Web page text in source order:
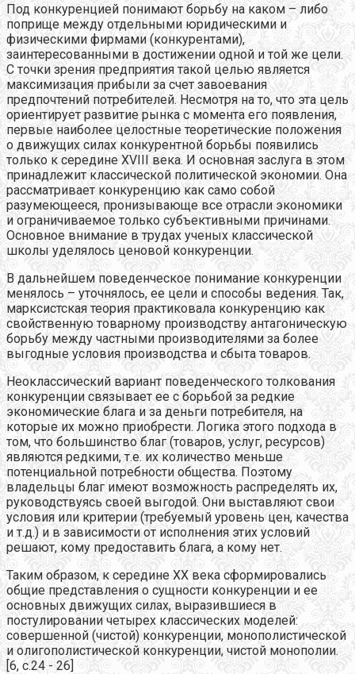
Под конкуренцией понимают борьбу на каком – либо
поприще между отдельными юридическими и
физическими фирмами (конкурентами),
заинтересованными в достижении одной и той же цели.
С точки зрения предприятия такой целью является
максимизация прибыли за счет завоевания
предпочтений потребителей. Несмотря на то, что эта цель
ориентирует развитие рынка с момента его появления,
первые наиболее целостные теоретические положения
о движущих силах конкурентной борьбы появились
только к середине XVIII века. И основная заслуга в этом
принадлежит классической политической экономии. Она
рассматривает конкуренцию как само собой
разумеющееся, пронизывающе все отрасли экономики
и ограничиваемое только субъективными причинами.
Основное внимание в трудах ученых классической
школы уделялось ценовой конкуренции.
В дальнейшем поведенческое понимание конкуренции
менялось – уточнялось, ее цели и способы ведения. Так,
марксистская теория практиковала конкуренцию как
свойственную товарному производству антагоническую
борьбу между частными производителями за более
выгодные условия производства и сбыта товаров.
Неоклассический вариант поведенческого толкования
конкуренции связывает ее с борьбой за редкие
экономические блага и за деньги потребителя, на
которые их можно приобрести. Логика этого подхода в
том, что большинство благ (товаров, услуг, ресурсов)
являются редкими, т.е. их количество меньше
потенциальной потребности общества. Поэтому
владельцы благ имеют возможность распределять их,
руководствуясь своей выгодой. Они выставляют свои
условия или критерии (требуемый уровень цен, качества
и т.д.) и в зависимости от исполнения этих условий
решают, кому предоставить блага, а кому нет.
Таким образом, к середине XX века сформировались
общие представления о сущности конкуренции и ее
основных движущих силах, выразившиеся в
постулировании четырех классических моделей:
совершенной (чистой) конкуренции, монополистической
и олигополистической конкуренции, чистой монополии.
[6, с.24 - 26]